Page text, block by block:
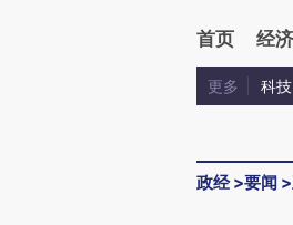
首页 经济
更多 科技
政经>要闻 >